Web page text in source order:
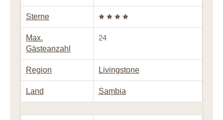
Sterne
Max.
Gästeanzahl
24
Region Livingstone
Land Sambia